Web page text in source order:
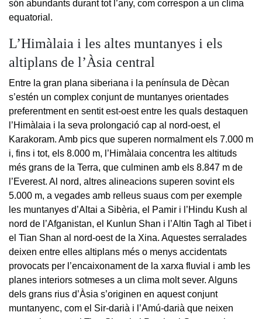
són abundants durant tot l’any, com correspon a un clima
equatorial.
L’Himàlaia i les altes muntanyes i els
altiplans de l’Àsia central
Entre la gran plana siberiana i la península de Dècan
s’estén un complex conjunt de muntanyes orientades
preferentment en sentit est-oest entre les quals destaquen
l’Himàlaia i la seva prolongació cap al nord-oest, el
Karakoram. Amb pics que superen normalment els 7.000 m
i, fins i tot, els 8.000 m, l’Himàlaia concentra les altituds
més grans de la Terra, que culminen amb els 8.847 m de
l’Everest. Al nord, altres alineacions superen sovint els
5.000 m, a vegades amb relleus suaus com per exemple
les muntanyes d’Altai a Sibèria, el Pamir i l’Hindu Kush al
nord de l’Afganistan, el Kunlun Shan i l’Altin Tagh al Tibet i
el Tian Shan al nord-oest de la Xina. Aquestes serralades
deixen entre elles altiplans més o menys accidentats
provocats per l’encaixonament de la xarxa fluvial i amb les
planes interiors sotmeses a un clima molt sever. Alguns
dels grans rius d’Àsia s’originen en aquest conjunt
muntanyenc, com el Sir-darià i l’Amú-darià que neixen